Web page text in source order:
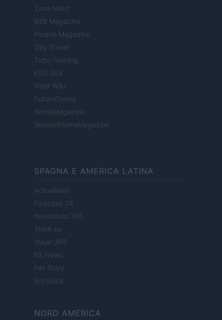
Zona Nerd
B2B Magazine
People Magazine
Day Travel
Tutto Gaming
ESG 365
Food Wiki
FuturoDonna
HomeMagazine
SecondHomeMagazine
SPAGNA E AMERICA LATINA
Actualidad
Finanzas 24
Investindo 365
Think.es
Viajar 365
ES Newz
Pet Story
Encocina
NORD AMERICA